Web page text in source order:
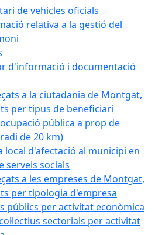
de vehicles oficials
relativa a la gestió del
d'informació i documentació
a la ciutadania de Montgat,
per tipus de beneficiari
pública a prop de
de 20 km)
local d'afectació al municipi en
serveis socials
a les empreses de Montgat,
per tipologia d'empresa
públics per activitat econòmica
sectorials per activitat